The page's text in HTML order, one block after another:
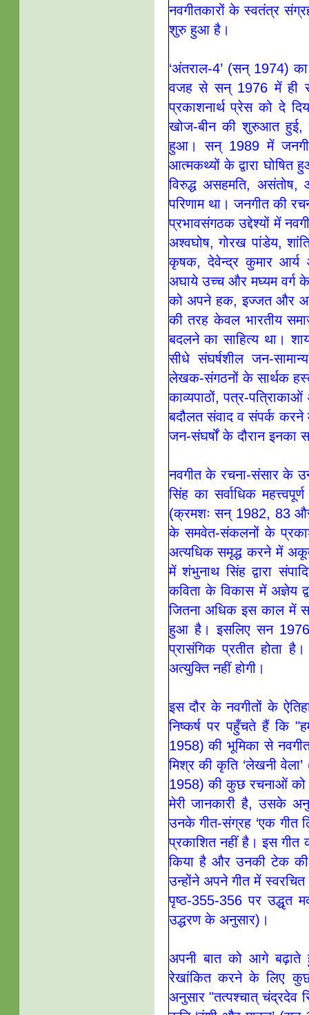
नवगीतकारों के स्वतंत्र
शुरु हुआ है।
‘अंतराल-4’ (सन् 1974)
वजह से सन् 1976 में ही
प्रकाशनार्थ प्रेस को दे
खोज-बीन की शुरुआत हुई,
हुआ। सन् 1989 में जनगीत
आत्मकथ्यों के द्वारा
विरुद्ध असहमति,
परिणाम था। जनगीत की
प्रभावसंगठक उद्देश्यों में
अश्वघोष, गोरख पांडेय,
कृषक, देवेन्द्र कुमार आर्य
अघाये उच्च और मघ्यम वर्ग के
को अपने हक, इज्जत और
की तरह केवल भारतीय
बदलने का साहित्य था।
सीधे संघर्षशील जन-
लेखक-संगठनों के सार्थक
काव्यपाठों, पत्र-
बदौलत संवाद व संपर्क
जन-संघर्षों के दौरान इनका
नवगीत के रचना-संसार के
सिंह का सर्वाधिक
(क्रमशः सन् 1982, 83 और
के समवेत-संकलनों के
अत्यधिक समृद्ध करने में
में शंभुनाथ सिंह द्वारा
कविता के विकास में अज्ञेय
जितना अधिक इस काल में
हुआ है। इसलिए सन 1976
प्रासंगिक प्रतीत होता
अत्युक्ति नहीं होगी।
इस दौर के नवगीतों के
निष्कर्ष पर पहुँचते हैं कि "हम
1958) की भूमिका से
मिश्र की कृति ‘लेखनी
1958) की कुछ रचनाओं
मेरी जानकारी है, उसके
उनके गीत-संग्रह ‘एक गीत
प्रकाशित नहीं है। इस
किया है और उनकी टेक की
उन्होंने अपने गीत में
पृष्ठ-355-356 पर उद्धृत
उद्धरण के अनुसार)।
अपनी बात को आगे बढ़ाते
रेखांकित करने के लिए
अनुसार "तत्पश्चात् चंद्रदेव